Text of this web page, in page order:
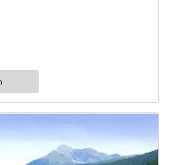
und Neuigkeiten aus unserer